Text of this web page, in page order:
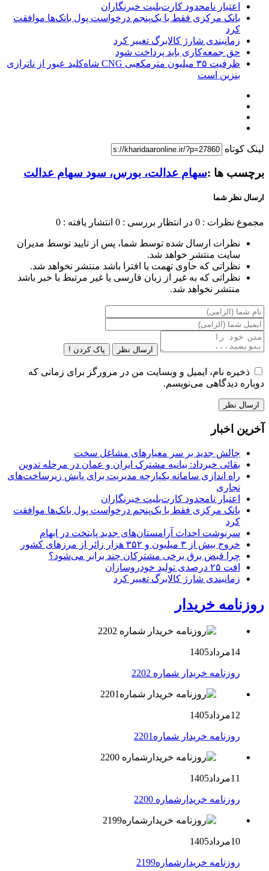
اعتبار نامحدود کارت‌بلیت خبرنگاران
بانک مرکزی فقط با یک‌‎پنجم درخواست پول بانک‌ها موافقت
کرد
زمانبندی شارژ کالابرگ تغییر کرد
حق جمعه‌کاری باید پرداخت شود
ظرفیت ۳۵ میلیون مترمکعبی CNG شاه‌کلید عبور از ناترازی
بنزین است
لینک کوتاه
برچسب ها :سهام عدالت، بورس، سود سهام عدالت
ارسال نظر شما
مجموع نظرات : 0 در انتظار بررسی : 0 انتشار یافته : 0
نظرات ارسال شده توسط شما، پس از تایید توسط مدیران
سایت منتشر خواهد شد.
نظراتی که حاوی تهمت یا افترا باشد منتشر نخواهد شد.
نظراتی که به غیر از زبان فارسی یا غیر مرتبط با خبر باشد
منتشر نخواهد شد.
ارسال نظر پاک کردن !
ذخیره نام، ایمیل و وبسایت من در مرورگر برای زمانی که
دوباره دیدگاهی می‌نویسم.
آخرین اخبار
چالش جدید بر سر معیارهای مشاغل سخت
بقائی خبرداد: بیانیه مشترک ایران و عمان در مرحله تدوین
راه اندازی سامانه یکپارچه مدیریت برای پایش زیرساخت‌های
تجاری
اعتبار نامحدود کارت‌بلیت خبرنگاران
بانک مرکزی فقط با یک‌‎پنجم درخواست پول بانک‌ها موافقت
کرد
سرنوشت احداث آرامستان‌های جدید پایتخت در ابهام
خروج بیش از ۳ میلیون و ۳۵۲ هزار زائر از مرزهای کشور
چرا قبض برق برخی مشترکان چند برابر می‌شود؟
افت ۲۵ درصدی تولید خودروسازان
زمانبندی شارژ کالابرگ تغییر کرد
روزنامه خریدار
14مرداد1405
روزنامه خریدار شماره 2202
12مرداد1405
روزنامه خریدار شماره2201
11مرداد1405
روزنامه خریدارشماره 2200
10مرداد1405
روزنامه خریدارشماره2199